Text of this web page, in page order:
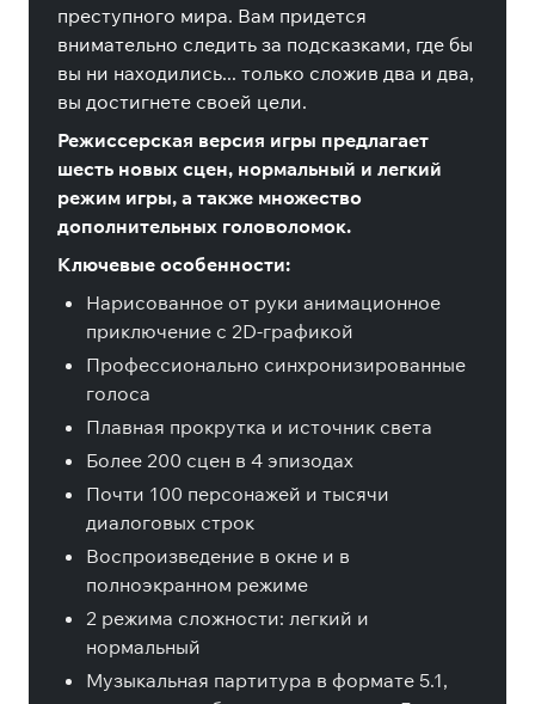
преступного мира. Вам придется
внимательно следить за подсказками, где бы
вы ни находились... только сложив два и два,
вы достигнете своей цели.
Режиссерская версия игры предлагает
шесть новых сцен, нормальный и легкий
режим игры, а также множество
дополнительных головоломок.
Ключевые особенности:
Нарисованное от руки анимационное
приключение с 2D-графикой
Профессионально синхронизированные
голоса
Плавная прокрутка и источник света
Более 200 сцен в 4 эпизодах
Почти 100 персонажей и тысячи
диалоговых строк
Воспроизведение в окне и в
полноэкранном режиме
2 режима сложности: легкий и
нормальный
Музыкальная партитура в формате 5.1,